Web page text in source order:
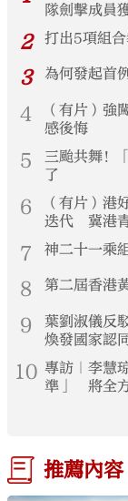
隊劍擊成員
2 打出5項組
3 為何發起首
4
（有片）
感後悔
5
三颱共舞！
了
6
（有片）港
迭代 冀港
7 神二十一乘
8 第二屆香港
9
葉劉淑儀反
煥發國家認
10 專訪｜李慧
準」 將全
推薦內容